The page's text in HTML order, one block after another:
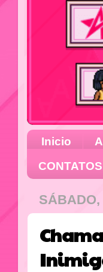
Inicio
CONTATOS
SÁBADO,